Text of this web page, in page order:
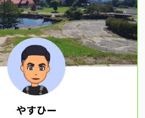
やすひー